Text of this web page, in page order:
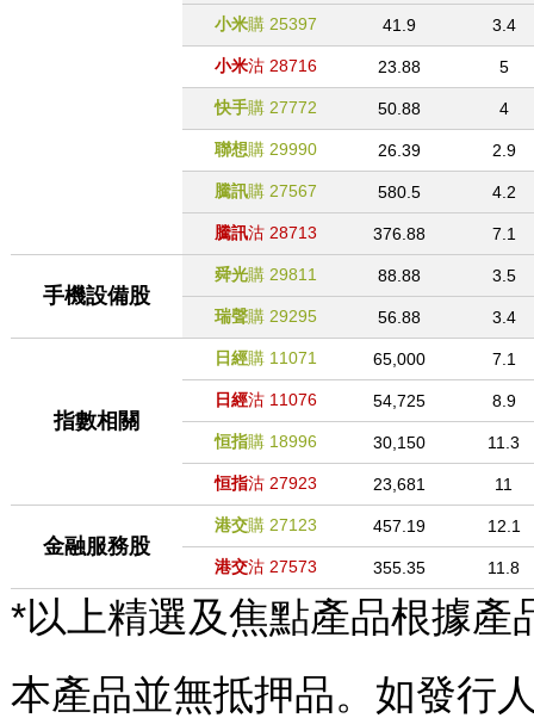
小米購 25397 41.9 3.4
小米沽 28716 23.88 5
快手購 27772 50.88 4
聯想購 29990 26.39 2.9
騰訊購 27567 580.5 4.2
騰訊沽 28713 376.88 7.1
手機設備股
舜光購 29811 88.88 3.5
瑞聲購 29295 56.88 3.4
指數相關
日經購 11071 65,000 7.1
日經沽 11076 54,725 8.9
恒指購 18996 30,150 11.3
恒指沽 27923 23,681 11
金融服務股
港交購 27123 457.19 12.1
港交沽 27573 355.35 11.8
*以上精選及焦點產品根據產
本產品並無抵押品。如發行